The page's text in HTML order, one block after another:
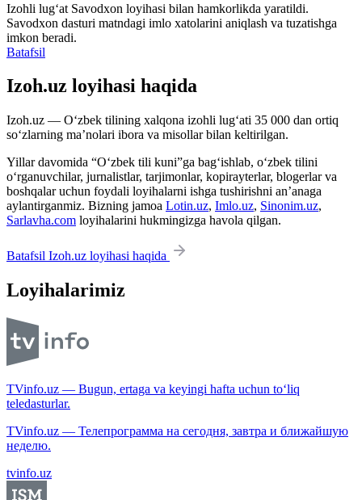
Izohli lugʻat Savodxon loyihasi bilan hamkorlikda yaratildi.
Savodxon dasturi matndagi imlo xatolarini aniqlash va tuzatishga
imkon beradi.
Batafsil
Izoh.uz loyihasi haqida
Izoh.uz — O‘zbek tilining xalqona izohli lug‘ati 35 000 dan ortiq
so‘zlarning ma’nolari ibora va misollar bilan keltirilgan.
Yillar davomida “O‘zbek tili kuni”ga bag‘ishlab, o‘zbek tilini
o‘rganuvchilar, jurnalistlar, tarjimonlar, kopirayterlar, blogerlar va
boshqalar uchun foydali loyihalarni ishga tushirishni an’anaga
aylantirganmiz. Bizning jamoa Lotin.uz, Imlo.uz, Sinonim.uz,
Sarlavha.com loyihalarini hukmingizga havola qilgan.
Batafsil Izoh.uz loyihasi haqida
Loyihalarimiz
TVinfo.uz — Bugun, ertaga va keyingi hafta uchun to‘liq
teledasturlar.
TVinfo.uz — Телепрограмма на сегодня, завтра и ближайшую
неделю.
tvinfo.uz